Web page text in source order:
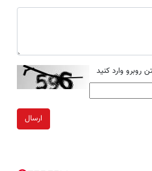
روبرو وارد کنید
ارسال